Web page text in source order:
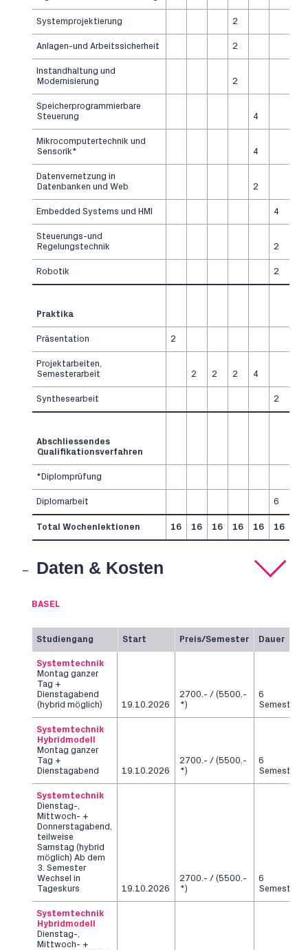
Systemprojektierung 2
Anlagen-und Arbeitssicherheit 2
Instandhaltung und
Modernisierung
2
Speicherprogrammierbare
Steuerung
4
Mikrocomputertechnik und
Sensorik*
4
Datenvernetzung in
Datenbanken und Web
2
Embedded Systems und HMI 4
Steuerungs-und
Regelungstechnik
2
Robotik 2
Praktika
Präsentation 2
Projektarbeiten,
Semesterarbeit
2 2 2 4
Synthesearbeit 2
Abschliessendes
Qualifikationsverfahren
*Diplomprüfung
Diplomarbeit 6
Total Wochenlektionen 16 16 16 16 16 16
Daten & Kosten
BASEL
Studiengang Start Preis/Semester Dauer
Systemtechnik
Montag ganzer
Tag +
Dienstagabend
(hybrid möglich)
19.10.2026
2700.- / (5500.-
*)
6
Semester
Systemtechnik
Hybridmodell
Montag ganzer
Tag +
Dienstagabend
19.10.2026
2700.- / (5500.-
*)
6
Semester
Systemtechnik
Dienstag-,
Mittwoch- +
Donnerstagabend,
teilweise
Samstag (hybrid
möglich) Ab dem
3. Semester
Wechsel in
Tageskurs
19.10.2026
2700.- / (5500.-
*)
6
Semester
Systemtechnik
Hybridmodell
Dienstag-,
Mittwoch- +